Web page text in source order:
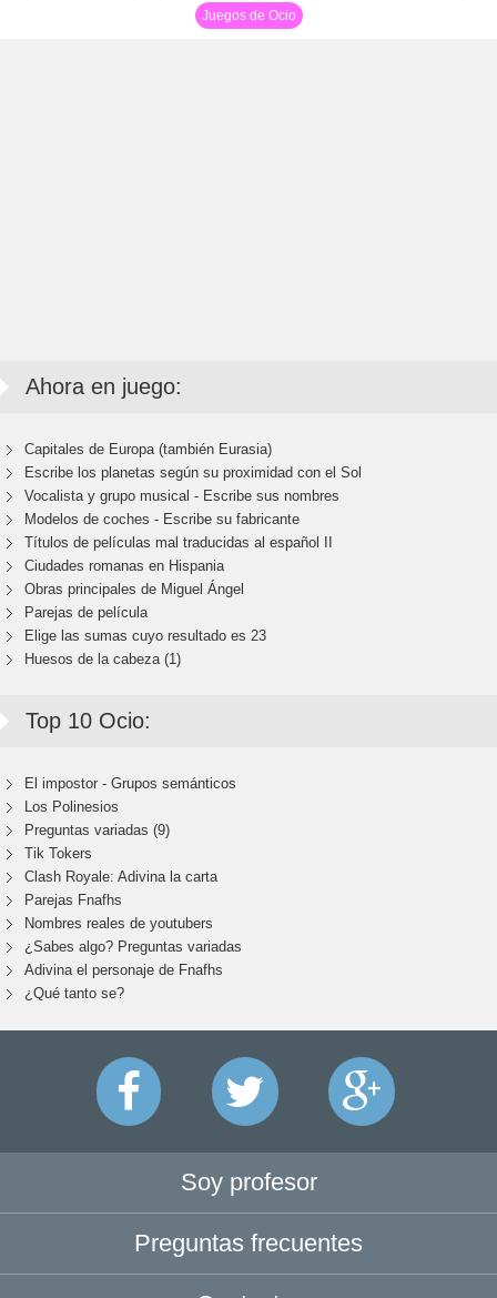
Juegos de Ocio
Ahora en juego:
Capitales de Europa (también Eurasia)
Escribe los planetas según su proximidad con el Sol
Vocalista y grupo musical - Escribe sus nombres
Modelos de coches - Escribe su fabricante
Títulos de películas mal traducidas al español II
Ciudades romanas en Hispania
Obras principales de Miguel Ángel
Parejas de película
Elige las sumas cuyo resultado es 23
Huesos de la cabeza (1)
Top 10 Ocio:
El impostor - Grupos semánticos
Los Polinesios
Preguntas variadas (9)
Tik Tokers
Clash Royale: Adivina la carta
Parejas Fnafhs
Nombres reales de youtubers
¿Sabes algo? Preguntas variadas
Adivina el personaje de Fnafhs
¿Qué tanto se?
Soy profesor
Preguntas frecuentes